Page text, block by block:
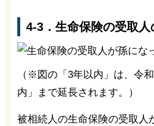
4-3．生命保険の受取人
（※図の「3年以内」は、令
内」まで延長されます。）
被相続人の生命保険の受取人